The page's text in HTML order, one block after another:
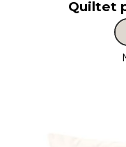
Quiltet